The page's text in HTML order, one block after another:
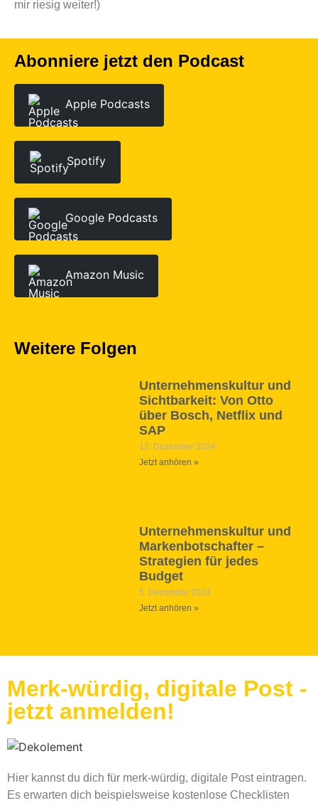
mir riesig weiter!)
Abonniere jetzt den Podcast
Apple Podcasts
Spotify
Google Podcasts
Amazon Music
Weitere Folgen
Unternehmenskultur und
Sichtbarkeit: Von Otto
über Bosch, Netflix und
SAP
12. Dezember 2024
Jetzt anhören »
Unternehmenskultur und
Markenbotschafter –
Strategien für jedes
Budget
5. Dezember 2024
Jetzt anhören »
Merk-würdig, digitale Post -
jetzt anmelden!
Hier kannst du dich für merk-würdig, digitale Post eintragen.
Es erwarten dich beispielsweise kostenlose Checklisten